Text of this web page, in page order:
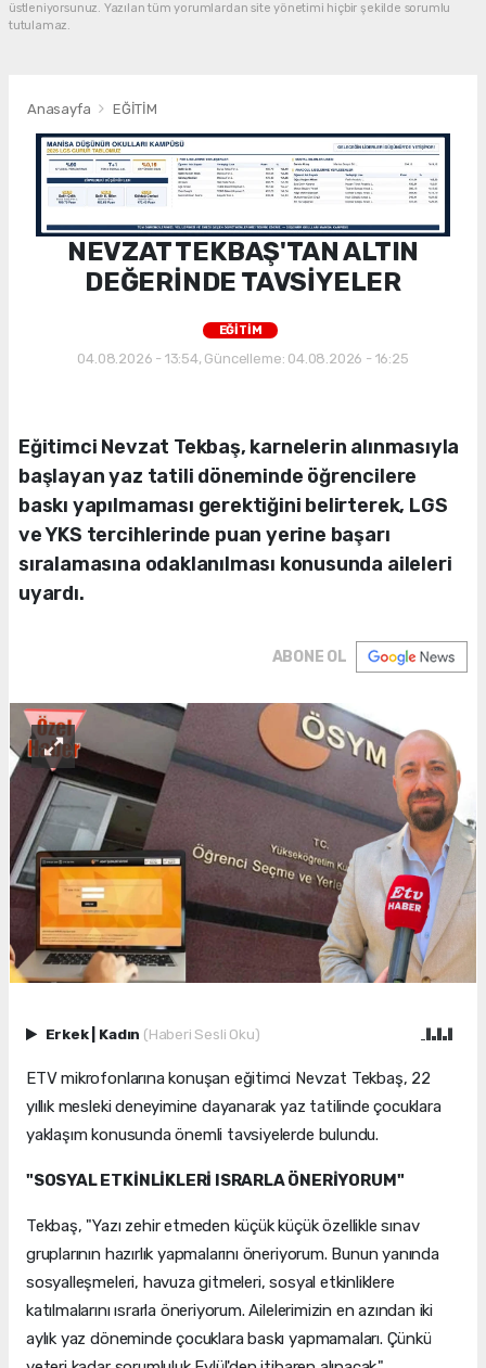
üstleniyorsunuz. Yazılan tüm yorumlardan site yönetimi hiçbir şekilde sorumlu
tutulamaz.
Anasayfa EĞİTİM
NEVZAT TEKBAŞ'TAN ALTIN
DEĞERİNDE TAVSİYELER
EĞİTİM
04.08.2026 - 13:54, Güncelleme: 04.08.2026 - 16:25
Eğitimci Nevzat Tekbaş, karnelerin alınmasıyla
başlayan yaz tatili döneminde öğrencilere
baskı yapılmaması gerektiğini belirterek, LGS
ve YKS tercihlerinde puan yerine başarı
sıralamasına odaklanılması konusunda aileleri
uyardı.
ABONE OL
Erkek Kadın (Haberi Sesli Oku)
ETV mikrofonlarına konuşan eğitimci Nevzat Tekbaş, 22
yıllık mesleki deneyimine dayanarak yaz tatilinde çocuklara
yaklaşım konusunda önemli tavsiyelerde bulundu.
"SOSYAL ETKİNLİKLERİ ISRARLA ÖNERİYORUM"
Tekbaş, "Yazı zehir etmeden küçük küçük özellikle sınav
gruplarının hazırlık yapmalarını öneriyorum. Bunun yanında
sosyalleşmeleri, havuza gitmeleri, sosyal etkinliklere
katılmalarını ısrarla öneriyorum. Ailelerimizin en azından iki
aylık yaz döneminde çocuklara baskı yapmamaları. Çünkü